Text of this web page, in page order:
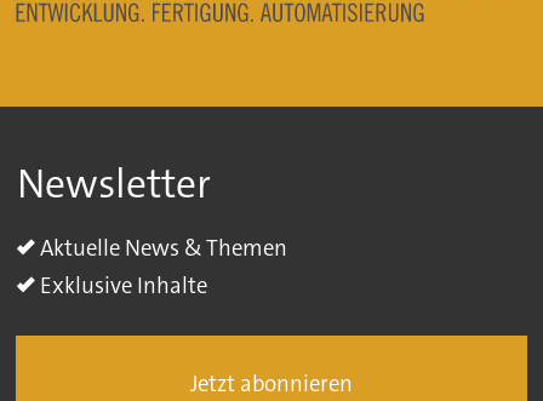
Newsletter
Aktuelle News & Themen
Exklusive Inhalte
Jetzt abonnieren